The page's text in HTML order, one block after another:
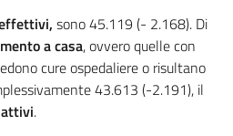
sono 45.119 (- 2.168). Di
a casa, ovvero quelle con
cure ospedaliere o risultano
43.613 (-2.191), il
.